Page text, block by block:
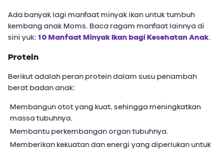
Ada banyak lagi manfaat minyak ikan untuk tumbuh
kembang anak Moms. Baca ragam manfaat lainnya di
sini yuk: 10 Manfaat Minyak Ikan bagi Kesehatan Anak.
Protein
Berikut adalah peran protein dalam susu penambah
berat badan anak:
Membangun otot yang kuat, sehingga meningkatkan
massa tubuhnya.
Membantu perkembangan organ tubuhnya.
Memberikan kekuatan dan energi yang diperlukan untuk